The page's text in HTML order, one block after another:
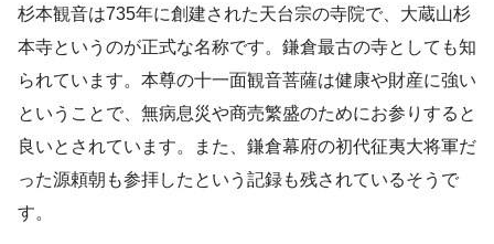
杉本観音は735年に創建された天台宗の寺院で、大蔵山杉
本寺というのが正式な名称です。鎌倉最古の寺としても知
られています。本尊の十一面観音菩薩は健康や財産に強い
ということで、無病息災や商売繁盛のためにお参りすると
良いとされています。また、鎌倉幕府の初代征夷大将軍だ
った源頼朝も参拝したという記録も残されているそうで
す。